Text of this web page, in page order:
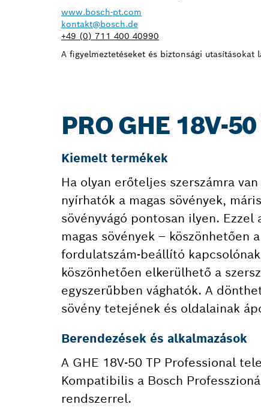
www.bosch-pt.com
kontakt@bosch.de
+49 (0) 711 400 40990
A figyelmeztetéseket és biztonsági
PRO GHE 18V-
Kiemelt termékek
Ha olyan erőteljes szerszámra
nyírhatók a magas sövények,
sövényvágó pontosan ilyen.
magas sövények – köszönhetően
fordulatszám-beállító
köszönhetően elkerülhető a
egyszerűbben vághatók. A
sövény tetejének és oldalainak
Berendezések és alkalmazások
A GHE 18V-50 TP Professional
Kompatibilis a Bosch
rendszerrel.